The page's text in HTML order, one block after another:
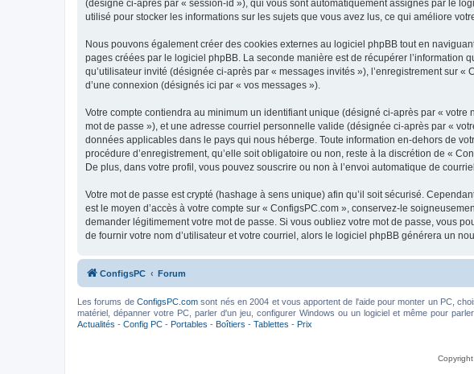
(désigné ci-après par « session-id »), qui vous sont automatiquement assignés par le
utilisé pour stocker les informations sur les sujets que vous avez lus, ce qui améliore
Nous pouvons également créer des cookies externes au logiciel phpBB tout en
pages créées par le logiciel phpBB. La seconde manière est de récupérer l’information
qu’utilisateur invité (désignée ci-après par « messages invités »), l’enregistrement sur
d’une connexion (désignés ici par « vos messages »).
Votre compte contiendra au minimum un identifiant unique (désigné ci-après par «
mot de passe »), et une adresse courriel personnelle valide (désignée ci-après par «
données applicables dans le pays qui nous héberge. Toute information en-dehors de
procédure d’enregistrement, qu’elle soit obligatoire ou non, reste à la discrétion de «
De plus, dans votre profil, vous pouvez souscrire ou non à l’envoi automatique de
Votre mot de passe est crypté (hashage à sens unique) afin qu’il soit sécurisé.
est le moyen d’accès à votre compte sur « ConfigsPC.com », conservez-le
demander légitimement votre mot de passe. Si vous oubliez votre mot de passe, vous
de fournir votre nom d’utilisateur et votre courriel, alors le logiciel phpBB générera un
ConfigsPC Forum
Les forums de ConfigsPC.comsont nés en 2004 et vous apportent de l'aide pour monter un PC,
matériel, dépanner votre PC, parler d'un jeu, configurer Windows ou un logiciel et même pour
Actualités - Config PC - Portables - Boîtiers - Tablettes - Prix